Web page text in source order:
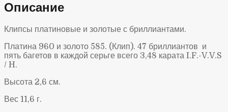
Описание
Клипсы платиновые и золотые с бриллиантами.
Платина 960 и золото 585. (Клип). 47 бриллиантов и
пять багетов в каждой серьге всего 3,48 карата I.F.-V.V.S
/ H.
Высота 2,6 см.
Вес 11,6 г.